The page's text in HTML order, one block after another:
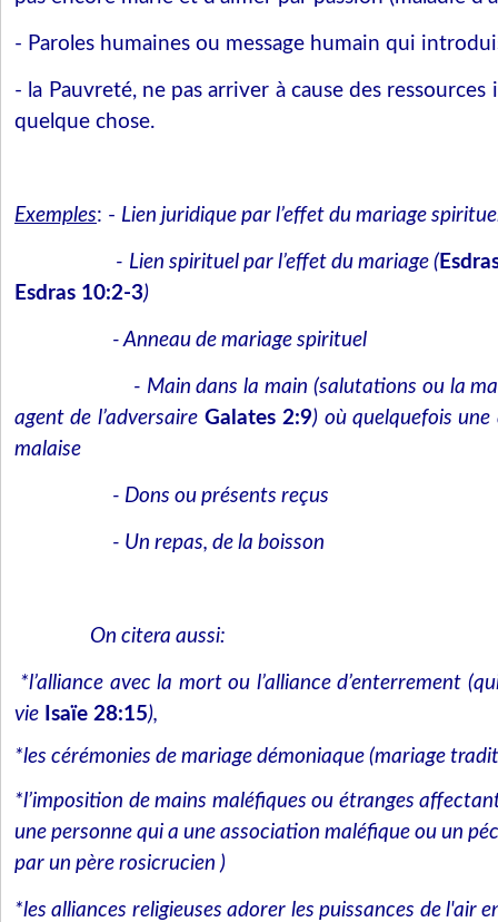
- Paroles humaines ou message humain qui
- la Pauvreté, ne pas arriver à cause des ressources
quelque chose.
Exemples: - Lien juridique par l’effet du mariage
- Lien spirituel par l’effet du mariage (
Esdras 10:2-3)
- Anneau de mariage spirituel
- Main dans la main (salutations ou la
agent de l’adversaire Galates 2:9) où quelquefois une
malaise
- Dons ou présents reçus
- Un repas, de la boisson
On citera aussi:
*l’alliance avec la mort ou l’alliance d’enterrement
vie Isaïe 28:15),
*les cérémonies de mariage démoniaque (mariage
*l’imposition de mains maléfiques ou étranges
une personne qui a une association maléfique ou un
par un père rosicrucien )
*les alliances religieuses adorer les puissances de l'air